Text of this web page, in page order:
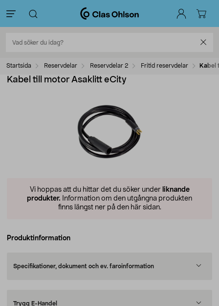
Startsida Reservdelar Reservdelar 2 Fritid reservdelar Kabel
Kabel till motor Asaklitt eCity
Vi hoppas att du hittar det du söker under liknande
produkter. Information om den utgångna produkten
finns längst ner på den här sidan.
Produktinformation
Specifikationer, dokument och ev. faroinformation
Trygg E-Handel